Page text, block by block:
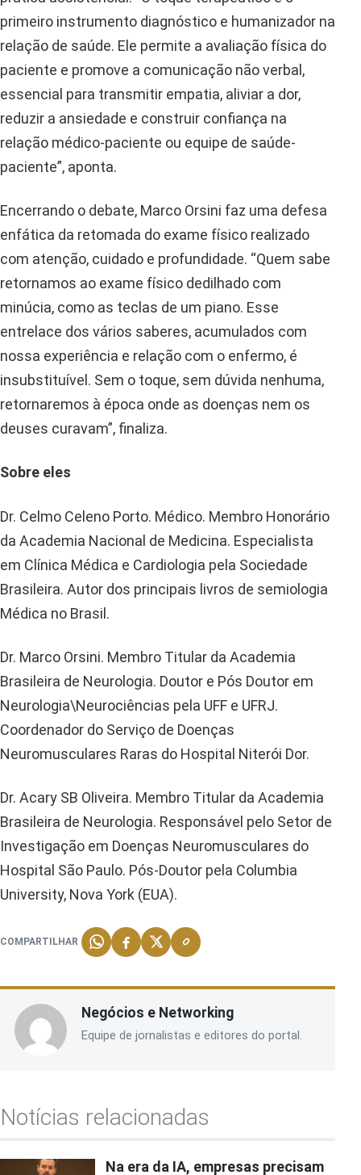
primeiro instrumento diagnóstico e humanizador na
relação de saúde. Ele permite a avaliação física do
paciente e promove a comunicação não verbal,
essencial para transmitir empatia, aliviar a dor,
reduzir a ansiedade e construir confiança na
relação médico-paciente ou equipe de saúde-
paciente”, aponta.
Encerrando o debate, Marco Orsini faz uma defesa
enfática da retomada do exame físico realizado
com atenção, cuidado e profundidade. “Quem sabe
retornamos ao exame físico dedilhado com
minúcia, como as teclas de um piano. Esse
entrelace dos vários saberes, acumulados com
nossa experiência e relação com o enfermo, é
insubstituível. Sem o toque, sem dúvida nenhuma,
retornaremos à época onde as doenças nem os
deuses curavam”, finaliza.
Sobre eles
Dr. Celmo Celeno Porto. Médico. Membro Honorário
da Academia Nacional de Medicina. Especialista
em Clínica Médica e Cardiologia pela Sociedade
Brasileira. Autor dos principais livros de semiologia
Médica no Brasil.
Dr. Marco Orsini. Membro Titular da Academia
Brasileira de Neurologia. Doutor e Pós Doutor em
Neurologia\Neurociências pela UFF e UFRJ.
Coordenador do Serviço de Doenças
Neuromusculares Raras do Hospital Niterói Dor.
Dr. Acary SB Oliveira. Membro Titular da Academia
Brasileira de Neurologia. Responsável pelo Setor de
Investigação em Doenças Neuromusculares do
Hospital São Paulo. Pós-Doutor pela Columbia
University, Nova York (EUA).
COMPARTILHAR
Negócios e Networking
Equipe de jornalistas e editores do portal.
Notícias relacionadas
Na era da IA, empresas precisam